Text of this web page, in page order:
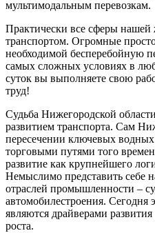
мультимодальным перевозкам.
Практически все сферы нашей
транспортом. Огромные
необходимой бесперебойную
самых сложных условиях в
суток вы выполняете свою
труд!
Судьба Нижегородской
развитием транспорта. Сам
пересечении ключевых
торговыми путями того
развитие как крупнейшего
Немыслимо представить себе
отраслей промышленности –
автомобилестроения. Сегодня
являются драйверами
роста.